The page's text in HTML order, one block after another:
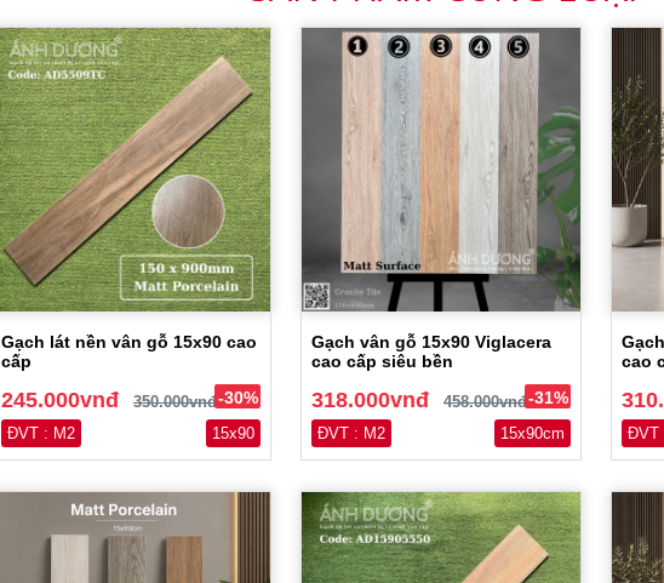
Gạch lát nền vân gỗ 15x90 cao
cấp
245.000vnđ 350.000vnđ -30%
ĐVT : M2 15x90
Gạch vân gỗ 15x90 Viglacera
cao cấp siêu bền
318.000vnđ 458.000vnđ -31%
ĐVT : M2 15x90cm
cao
ĐVT